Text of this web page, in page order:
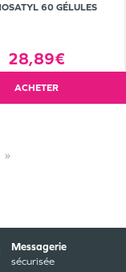
60 GÉLULES
28,89€
ACHETER
»
Messagerie
sécurisée